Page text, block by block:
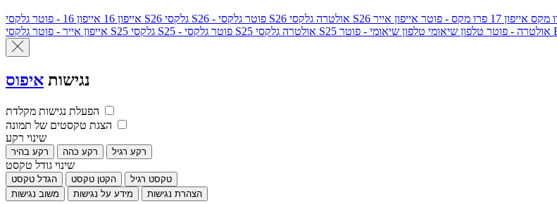
אייפון 16 אייפון 16 - פוטר גלקסי S26 גלקסי S26 - פוטר גלקסי S26 אולטרה אייפון 17 פרו מקס - פוטר
אייפון אייר
אייפון אייר - פוטר גלקסי S25 גלקסי S25 - פוטר גלקסי S25 אולטרה גלקסי S25 אולטרה - פוטר טלפון שיאומי
נגישות איפוס
הפעלת נגישות מקלדת
הצגת טקסטים של תמונה
שינוי רקע
רקע בהיר רקע כהה רקע רגיל
שינוי גודל טקסט
הגדל טקסט הקטן טקסט
טקסט רגיל
משוב נגישות
מידע על נגישות הצהרת נגישות